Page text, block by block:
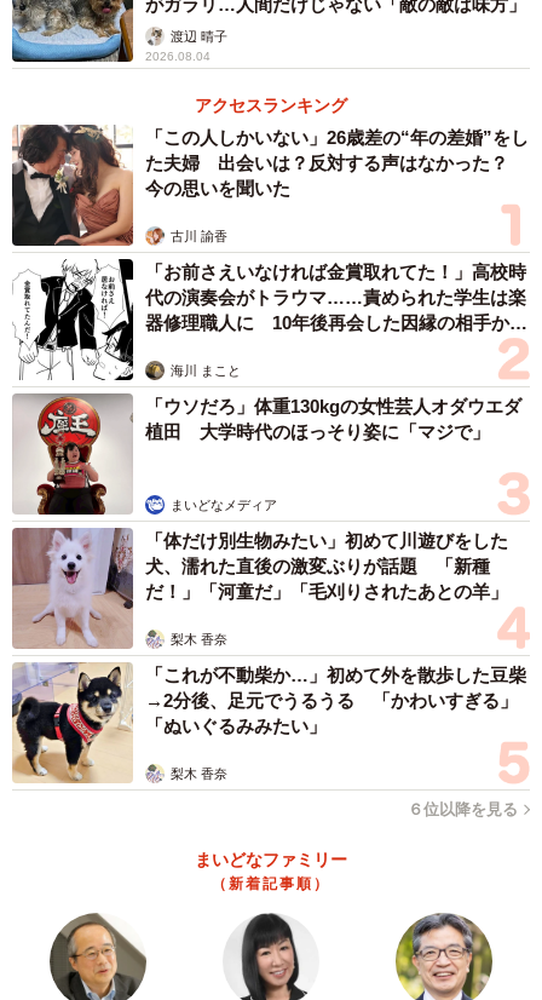
3/10
2022年9月18日、虹の橋を渡った先住猫のユパちゃん（画像提供：ねこ好
きさゆりんさん）
しかし、2022年9月、ユパちゃんは病気のため虹の橋を渡
りました。飼い主さん家族もまた深いペットロスに陥りま
す。るりちゃんもまた、ユパちゃんを探すように家中を歩
き回るように…。その寂しそうな姿を目にしていたたまれ
なくなった飼い主さんは、年明け早々ある決断をしまし
た。
「るりを迎えた保護猫ハウスに『三毛猫を保護したらお知
らせください』と連絡をしました。ユパを亡くして悲しむ
るりのために、そしてるりとの暮らしを通して三毛猫の魅
力を知り、もうひとりお迎えしたいと思ったのです」
がガラリ…人間だけじゃない「敵の敵は味方」
渡辺 晴子
2026.08.04
アクセスランキング
「この人しかいない」26歳差の“年の差婚”をし
た夫婦 出会いは？反対する声はなかった？
今の思いを聞いた
古川 諭香
「お前さえいなければ金賞取れてた！」高校時
代の演奏会がトラウマ……責められた学生は楽
器修理職人に 10年後再会した因縁の相手から
海川 まこと
「ウソだろ」体重130kgの女性芸人オダウエダ
植田 大学時代のほっそり姿に「マジで」
まいどなメディア
「体だけ別生物みたい」初めて川遊びをした
犬、濡れた直後の激変ぶりが話題 「新種
だ！」「河童だ」「毛刈りされたあとの羊」
梨木 香奈
「これが不動柴か…」初めて外を散歩した豆柴
→2分後、足元でうるうる 「かわいすぎる」
「ぬいぐるみみたい」
梨木 香奈
６位以降を見る
まいどなファミリー
（新着記事順）